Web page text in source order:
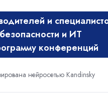
и
и ИТ
конференций
нейросетью Kandinsky